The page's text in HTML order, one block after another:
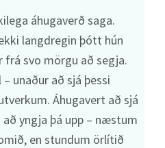
áhugaverð saga.
langdregin þótt hún
frá svo mörgu að segja.
unaður að sjá þessi
Áhugavert að sjá
að yngja þá upp – næstum
en stundum örlítið